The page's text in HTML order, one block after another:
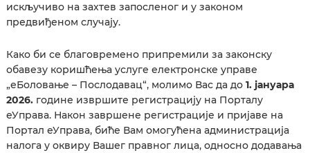
искључиво на захтев запосленог и у законом
предвиђеном случају.
Како би се благовремено припремили за законску
обавезу коришћења услуге електронске управе
„еБоловање – Послодавац“, молимо Вас да до 1. јануара
2026. године извршите регистрацију на Порталу
еУправа. Након завршене регистрације и пријаве на
Портал еУправа, биће Вам омогућена администрација
налога у оквиру Вашег правног лица, односно додавања